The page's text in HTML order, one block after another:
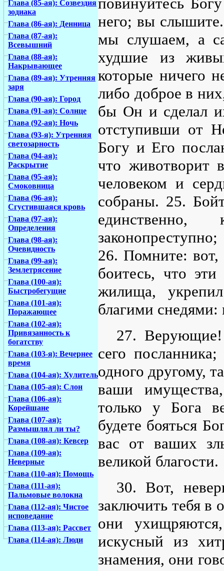
Глава (85-ая): Созвездия
зодиака
Глава (86-ая): Денница
Глава (87-ая):
Всевышний
Глава (88-ая):
Накрывающее
Глава (89-ая): Утренняя
заря
Глава (90-ая): Город
Глава (91-ая): Солнце
Глава (92-ая): Ночь
Глава (93-я): Утренняя
светозарность
Глава (94-ая):
Раскрытие
Глава (95-ая):
Смоковница
Глава (96-ая):
Сгустившаяся кровь
Глава (97-ая):
Определения
Глава (98-ая):
Очевидность
Глава (99-ая):
Землетрясение
Глава (100-ая):
Быстробегущие
Глава (101-ая):
Поражающее
Глава (102-ая):
Привязанность к
богатству
Глава (103-я): Вечернее
время
Глава (104-ая): Хулитель
Глава (105-ая): Слон
Глава (106-ая):
Корейшане
Глава (107-ая):
Размышлял ли ты?
Глава (108-ая): Кевсер
Глава (109-ая):
Неверные
Глава (110-ая): Помощь
Глава (111-ая):
Пальмовые волокна
Глава (112-ая): Чистое
исповедание
Глава (113-ая): Рассвет
Глава (114-ая): Люди
него; вы слышите.
мы слушаем, а
худшие из
которые ничего
либо доброе в
бы Он и сделал
отступивши от
Богу и Его
что животворит
человеком и
собраны. 25.
26. Помните: вот,
боитесь, что
жилища,
благими снедями:
27. Верующие!
сего
одного другому,
ваши
только у Бога
будете бояться
вас от ваших
великой благости.
30. Вот,
заключить тебя в
они
искусный из
знамения, они